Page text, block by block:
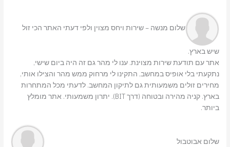
שלום מנשה – שירות ויחס מצוין ולפי דעתי האתר הכי זול
שיש בארץ.
אתר עם תודעת שירות מצוינת. ענו לי מהר גם זה היה ביום שישי,
נתקעתי בלי אופיס במחשב, התקינו לי מרחוק ממש מהר והצילו אותי,
מחירים זולים משמעותית גם לתיקון המחשב. לדעתי מכל המתחרות
בארץ. קניה מהירה ובטוחה (דרך BIT). יתרון משמעותי. אתר מומלץ
ביותר.
שלום אבוטבול